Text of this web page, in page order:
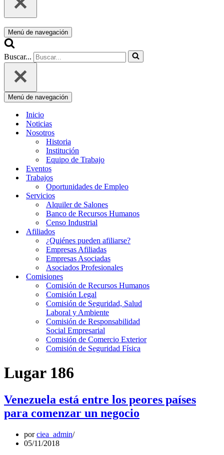
Menú de navegación
Buscar...
Menú de navegación
Inicio
Noticias
Nosotros
Historia
Institución
Equipo de Trabajo
Eventos
Trabajos
Oportunidades de Empleo
Servicios
Alquiler de Salones
Banco de Recursos Humanos
Censo Industrial
Afiliados
¿Quiénes pueden afiliarse?
Empresas Afiliadas
Empresas Asociadas
Asociados Profesionales
Comisiones
Comisión de Recursos Humanos
Comisión Legal
Comisión de Seguridad, Salud
Laboral y Ambiente
Comisión de Responsabilidad
Social Empresarial
Comisión de Comercio Exterior
Comisión de Seguridad Física
Lugar 186
Venezuela está entre los peores países
para comenzar un negocio
porciea_admin
05/11/2018